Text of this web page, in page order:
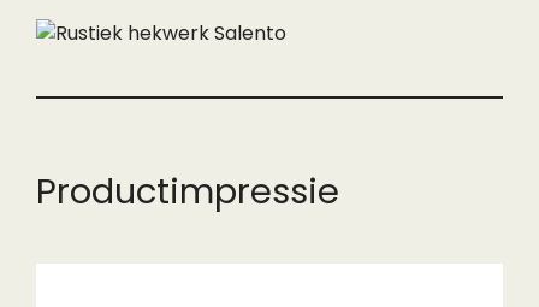
Productimpressie